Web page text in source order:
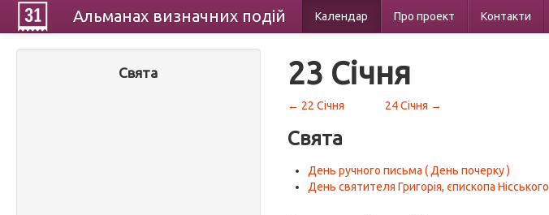
Альманах визначних подій Календар Про проект Контакти
Свята 23 Січня
← 22 Січня 24 Січня →
Свята
День ручного письма ( День почерку )
День святителя Григорія, єпископа Нісського